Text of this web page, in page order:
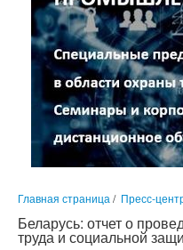
Главная страница / Пресс-
Беларусь: отчет о
труда и социальной